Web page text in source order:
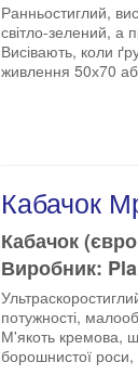
Ранньостиглий,
світло-зелений, а
Висівають, коли
живлення 50х70
Кабачок
Кабачок
Виробник:
потужності,
М'якоть кремова,
борошнистої роси,